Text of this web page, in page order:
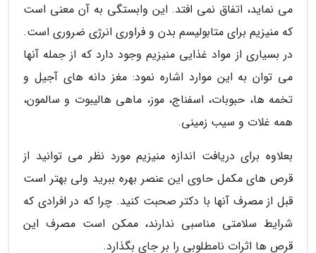
می نماید، اتفاق نمی افتد. این وابستگی به آن معنی است
که منیزیم برای متابولیسم بدن و فراوری انرژی ضروری است.
در بسیاری از مواد غذایی منیزیم وجود دارد که از جمله آنها
می توان به این موارد اشاره نمود: مغز دانه های آجیل و
تخمه ها، حبوبات، اسفناج، موز، ماهی هالیبوت و سالمون،
همه غلات و سیب زمینی.
بعلاوه برای دریافت اندازه منیزیم مورد نظر می توانید از
قرص های مکمل حاوی این عنصر بهره ببرید ولی بهتر است
قبل از مصرف آنها با دکتر صحبت کنید. چرا که در افرادی که
شرایط سلامتی مناسبی ندارند، ممکن است مصرف این
قرص ها اثرات نامطلوبی را بر جای بگذارد.